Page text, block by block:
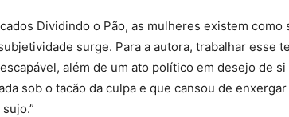
Dividindo o Pão, as mulheres existem
surge. Para a autora, trabalhar esse
além de um ato político em desejo de si
sob o tacão da culpa e que cansou de